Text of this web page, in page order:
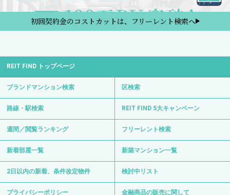
初回契約金のコストカットは、フリーレント検索へ
REIT FIND トップページ
ブランドマンション検索 区検索
路線・駅検索 REIT FIND 5大キャンペーン
週間／閲覧ランキング フリーレント検索
新着部屋一覧 新築マンション一覧
2日以内の新着、条件改定物件 検討中リスト
プライバシーポリシー 金融商品の販売に関して